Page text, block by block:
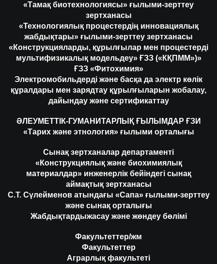
«Тамақ биотехнологиясы» ғылыми-зерттеу
зертханасы
«Технологиялық процестердің инновациялық
жабдықтары» ғылыми-зерттеу зертханасы
«Конструкцияларды, құрылғылар мен процестерді
мультифизикалық модельдеу» ҒЗЗ («КҚПММ»)»
ҒЗЗ «Фитохимия»
Электромобильдерді және басқа да электр көлік
құралдары мен зарядтау құрылғыларын жобалау,
дайындау және сертификаттау
ӘЛЕУМЕТТІК-ГУМАНИТАРЛЫҚ ҒЫЛЫМДАР ҒЗИ
«Тарих және этнология» ғылыми орталығы
Сынақ зертханалар департаменті
«Конструкциялық және биохимиялық
материалдар» инженерлік бейіндегі сынақ
аймақтық зертханасы
С.Т. Сүлейменов атындағы «Сапа» ғылыми-зерттеу
және сынақ орталығы
Жабдықтардыжасау және жөндеу бөлімі
Факультеттер/жм
Факультеттер
Аграрлық факультеті